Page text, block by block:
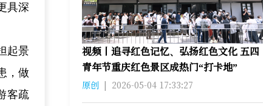
具深
起景
，做
客疏
视频丨追寻红色记忆、弘扬红色文化 五四
青年节重庆红色景区成热门“打卡地”
原创 | 2026-05-04 17:33:27